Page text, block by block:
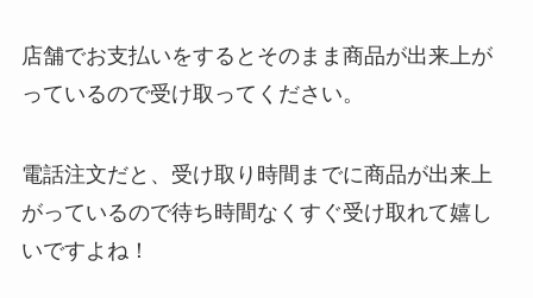
店舗でお支払いをするとそのまま商品が出来上が
っているので受け取ってください。
電話注文だと、受け取り時間までに商品が出来上
がっているので待ち時間なくすぐ受け取れて嬉し
いですよね！